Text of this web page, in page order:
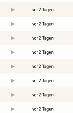
vor 2 Tagen
vor 2 Tagen
vor 2 Tagen
vor 2 Tagen
vor 2 Tagen
vor 2 Tagen
vor 2 Tagen
vor 2 Tagen